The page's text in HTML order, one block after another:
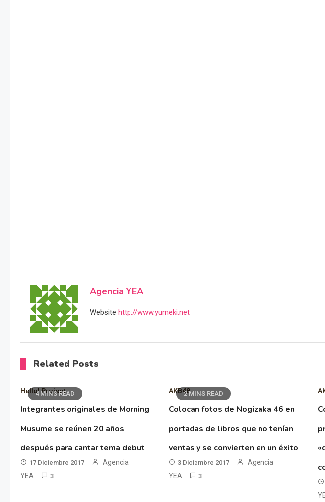
Agencia YEA
Website http://www.yumeki.net
Related Posts
4 MINS READ
Hello! Project
Integrantes originales de Morning
Musume se reúnen 20 años
después para cantar tema debut
17 Diciembre 2017
Agencia
YEA
3
2 MINS READ
AKB48
Colocan fotos de Nogizaka 46 en
portadas de libros que no tenían
ventas y se convierten en un éxito
3 Diciembre 2017
Agencia
YEA
3